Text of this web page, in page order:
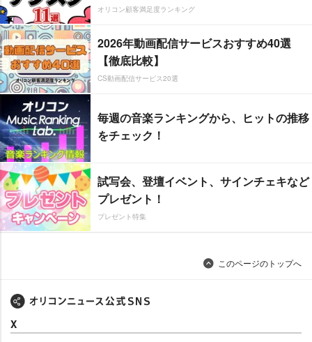
オリコン顧客満足度ランキング
2026年動画配信サービスおすすめ40選
【徹底比較】
CS動画配信サービス20選
毎週の音楽ランキングから、ヒットの推移
をチェック！
試写会、登壇イベント、サインチェキなど
プレゼント！
プレゼント特集
このページのトップへ
X